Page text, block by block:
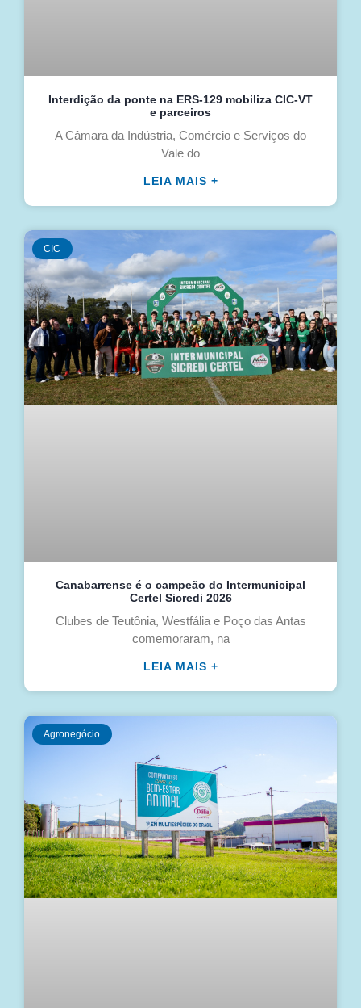
Interdição da ponte na ERS-129 mobiliza CIC-VT
e parceiros
A Câmara da Indústria, Comércio e Serviços do
Vale do
LEIA MAIS +
CIC
Canabarrense é o campeão do Intermunicipal
Certel Sicredi 2026
Clubes de Teutônia, Westfália e Poço das Antas
comemoraram, na
LEIA MAIS +
Agronegócio